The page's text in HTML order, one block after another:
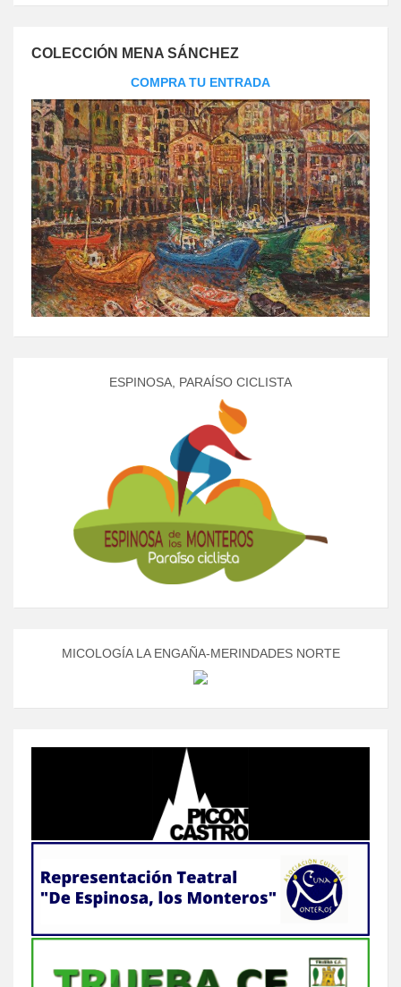
COLECCIÓN MENA SÁNCHEZ
COMPRA TU ENTRADA
ESPINOSA, PARAÍSO CICLISTA
MICOLOGÍA LA ENGAÑA-MERINDADES NORTE